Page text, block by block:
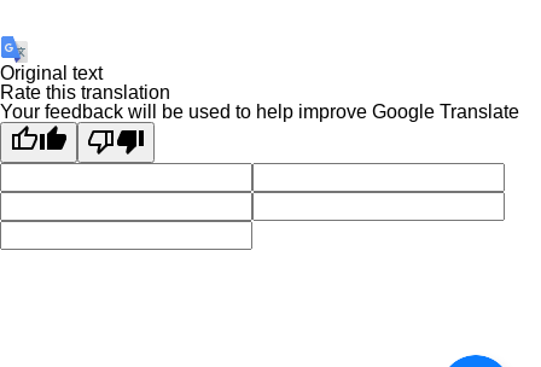
公共工程生態檢核專區
Original text
Rate this translation
Your feedback will be used to help improve Google Translate